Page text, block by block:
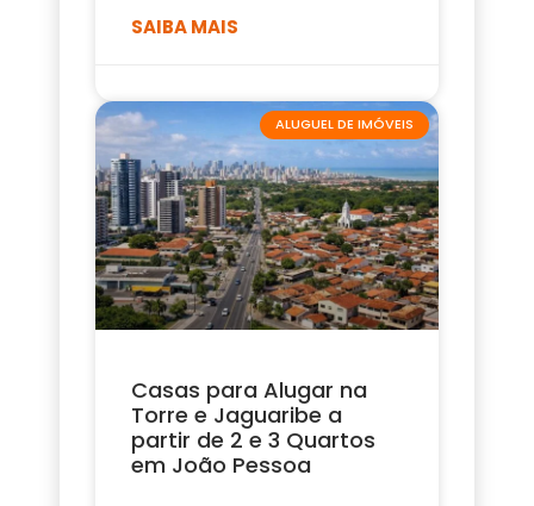
SAIBA MAIS
ALUGUEL DE IMÓVEIS
Casas para Alugar na
Torre e Jaguaribe a
partir de 2 e 3 Quartos
em João Pessoa